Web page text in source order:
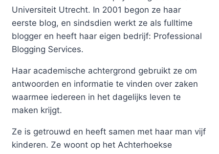
Universiteit Utrecht. In 2001 begon ze haar
eerste blog, en sindsdien werkt ze als fulltime
blogger en heeft haar eigen bedrijf: Professional
Blogging Services.
Haar academische achtergrond gebruikt ze om
antwoorden en informatie te vinden over zaken
waarmee iedereen in het dagelijks leven te
maken krijgt.
Ze is getrouwd en heeft samen met haar man vijf
kinderen. Ze woont op het Achterhoekse